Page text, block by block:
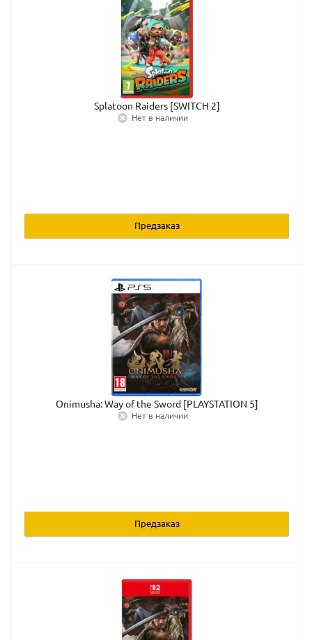
Splatoon Raiders [SWITCH 2]
Нет в наличии
Предзаказ
Onimusha: Way of the Sword [PLAYSTATION 5]
Нет в наличии
Предзаказ